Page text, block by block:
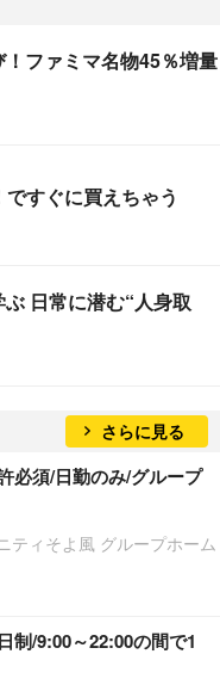
ファミマ名物45％増量
すぐに買えちゃう
日常に潜む“人身取
さらに見る
必須/日勤のみ/グループ
ティそよ風 グループホーム
制/9:00～22:00の間で1